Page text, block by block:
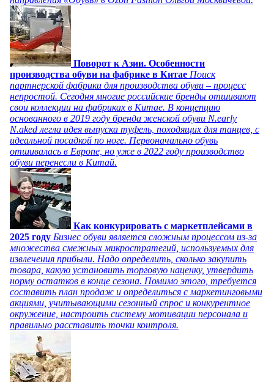
Поворот к Азии. Особенности
производства обуви на фабрике в Китае Поиск
партнерской фабрики для производства обуви – процесс
непростой. Сегодня многие российские бренды отшивают
свои коллекции на фабриках в Китае. В концепцию
основанного в 2019 году бренда женской обуви N.early
N.aked легла идея выпуска туфель, походящих для танцев, с
идеальной посадкой по ноге. Первоначально обувь
отшивалась в Европе, но уже в 2022 году производство
обуви перенесли в Китай.
Как конкурировать с маркетплейсами в
2025 году Бизнес обуви является сложным процессом из-за
множества смежных микростратегий, используемых для
извлечения прибыли. Надо определить, сколько закупить
товара, какую установить торговую наценку, утвердить
норму остатков в конце сезона. Помимо этого, требуется
составить план продаж и определиться с маркетинговыми
акциями, учитывающими сезонный спрос и конкурентное
окружение, настроить систему мотивации персонала и
правильно расставить точки контроля.